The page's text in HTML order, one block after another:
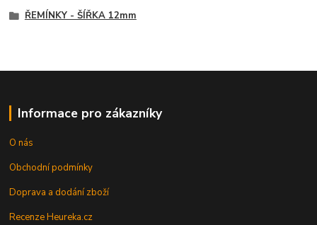
ŘEMÍNKY - ŠÍŘKA 12mm
Informace pro zákazníky
O nás
Obchodní podmínky
Doprava a dodání zboží
Recenze Heureka.cz